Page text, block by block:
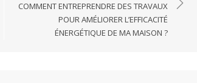
COMMENT ENTREPRENDRE DES TRAVAUX
POUR AMÉLIORER L’EFFICACITÉ
ÉNERGÉTIQUE DE MA MAISON ?